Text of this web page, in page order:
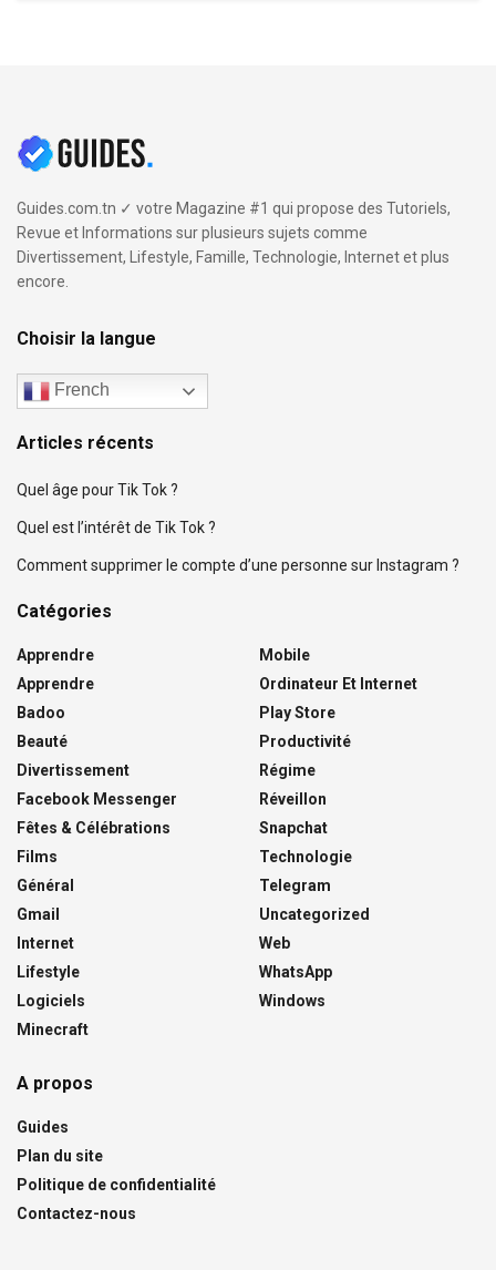
Guides.com.tn ✓ votre Magazine #1 qui propose des Tutoriels,
Revue et Informations sur plusieurs sujets comme
Divertissement, Lifestyle, Famille, Technologie, Internet et plus
encore.
Choisir la langue
French
Articles récents
Quel âge pour Tik Tok ?
Quel est l’intérêt de Tik Tok ?
Comment supprimer le compte d’une personne sur Instagram ?
Catégories
Apprendre
Apprendre
Badoo
Beauté
Divertissement
Facebook Messenger
Fêtes & Célébrations
Films
Général
Gmail
Internet
Lifestyle
Logiciels
Minecraft
Mobile
Ordinateur Et Internet
Play Store
Productivité
Régime
Réveillon
Snapchat
Technologie
Telegram
Uncategorized
Web
WhatsApp
Windows
A propos
Guides
Plan du site
Politique de confidentialité
Contactez-nous